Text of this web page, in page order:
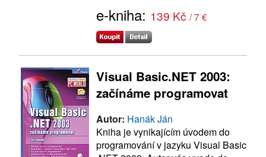
e-kniha: 139 Kč / 7 €
Visual Basic.NET 2003:
začínáme programovat
Autor: Hanák Ján
Kniha je vynikajícím úvodem do
programování v jazyku Visual Basic